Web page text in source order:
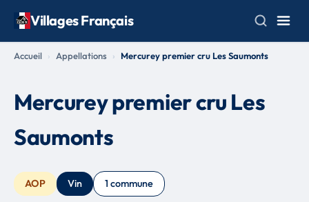
Villages Français
Accueil Appellations Mercurey premier cru Les Saumonts
Mercurey premier cru Les
Saumonts
AOP Vin 1 commune